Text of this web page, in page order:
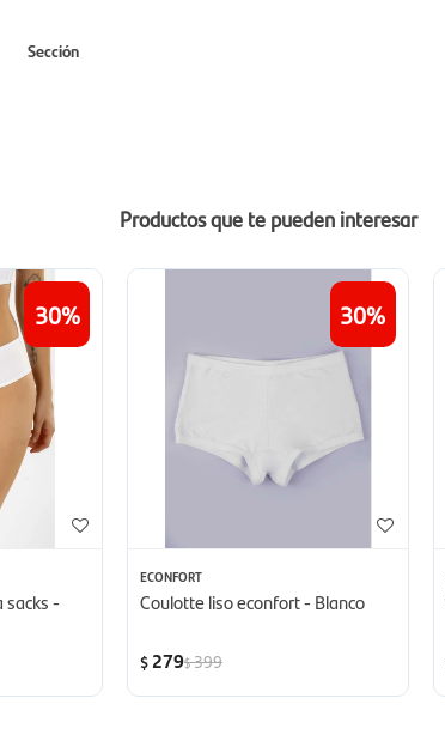
Sección
Productos que te pueden interesar
30
-
30
ECONFORT
Coulotte liso econfort - Blanco
$279$399